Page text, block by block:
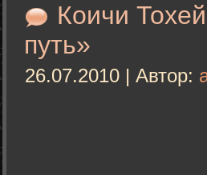
Коичи
путь»
26.07.2010 | Автор: